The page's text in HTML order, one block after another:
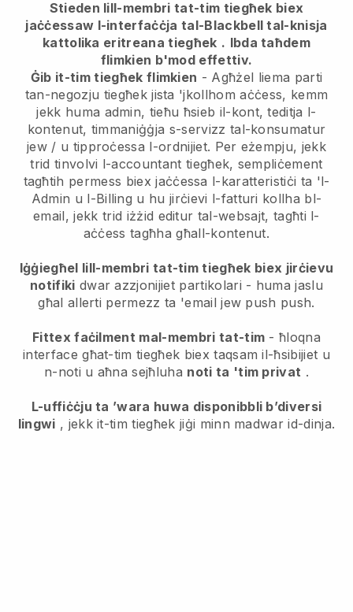
Stieden lill-membri tat-tim tiegħek biex
jaċċessaw l-interfaċċja tal-Blackbell tal-knisja
kattolika eritreana tiegħek . Ibda taħdem
flimkien b'mod effettiv.
Ġib it-tim tiegħek flimkien - Agħżel liema parti
tan-negozju tiegħek jista 'jkollhom aċċess, kemm
jekk huma admin, tieħu ħsieb il-kont, teditja l-
kontenut, timmaniġġja s-servizz tal-konsumatur
jew / u tipproċessa l-ordnijiet. Per eżempju, jekk
trid tinvolvi l-accountant tiegħek, sempliċement
tagħtih permess biex jaċċessa l-karatteristiċi ta 'l-
Admin u l-Billing u hu jirċievi l-fatturi kollha bl-
email, jekk trid iżżid editur tal-websajt, tagħti l-
aċċess tagħha għall-kontenut.
Iġġiegħel lill-membri tat-tim tiegħek biex jirċievu
notifiki dwar azzjonijiet partikolari - huma jaslu
għal allerti permezz ta 'email jew push push.
Fittex faċilment mal-membri tat-tim - ħloqna
interface għat-tim tiegħek biex taqsam il-ħsibijiet u
n-noti u aħna sejħluha noti ta 'tim privat .
L-uffiċċju ta ’wara huwa disponibbli b’diversi
lingwi , jekk it-tim tiegħek jiġi minn madwar id-dinja.